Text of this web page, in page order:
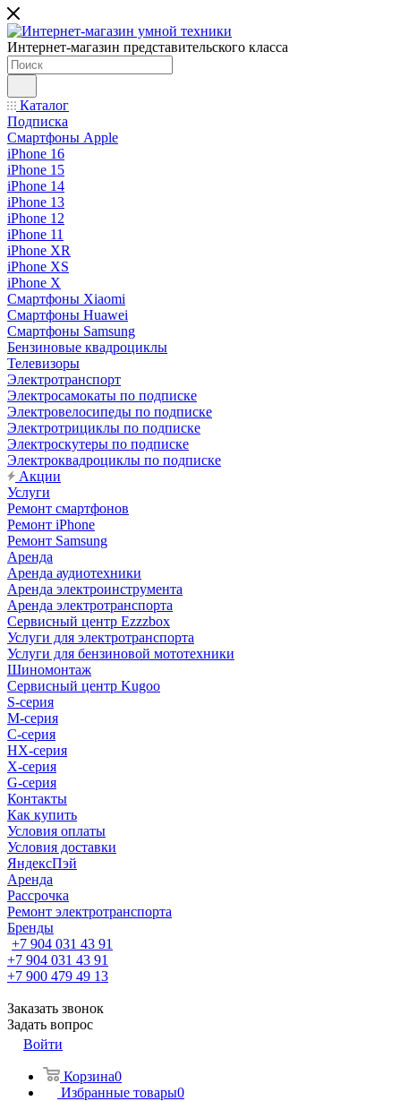
Интернет-магазин представительского класса
Каталог
Подписка
Смартфоны Apple
iPhone 16
iPhone 15
iPhone 14
iPhone 13
iPhone 12
iPhone 11
iPhone XR
iPhone XS
iPhone X
Смартфоны Xiaomi
Смартфоны Huawei
Смартфоны Samsung
Бензиновые квадроциклы
Телевизоры
Электротранспорт
Электросамокаты по подписке
Электровелосипеды по подписке
Электротрициклы по подписке
Электроскутеры по подписке
Электроквадроциклы по подписке
Акции
Услуги
Ремонт смартфонов
Ремонт iPhone
Ремонт Samsung
Аренда
Аренда аудиотехники
Аренда электроинструмента
Аренда электротранспорта
Сервисный центр Ezzzbox
Услуги для электротранспорта
Услуги для бензиновой мототехники
Шиномонтаж
Сервисный центр Kugoo
S-cерия
M-серия
С-серия
HX-серия
X-серия
G-серия
Контакты
Как купить
Условия оплаты
Условия доставки
ЯндексПэй
Аренда
Рассрочка
Ремонт электротранспорта
Бренды
+7 904 031 43 91
+7 904 031 43 91
+7 900 479 49 13
Заказать звонок
Задать вопрос
Войти
Корзина0
Избранные товары0